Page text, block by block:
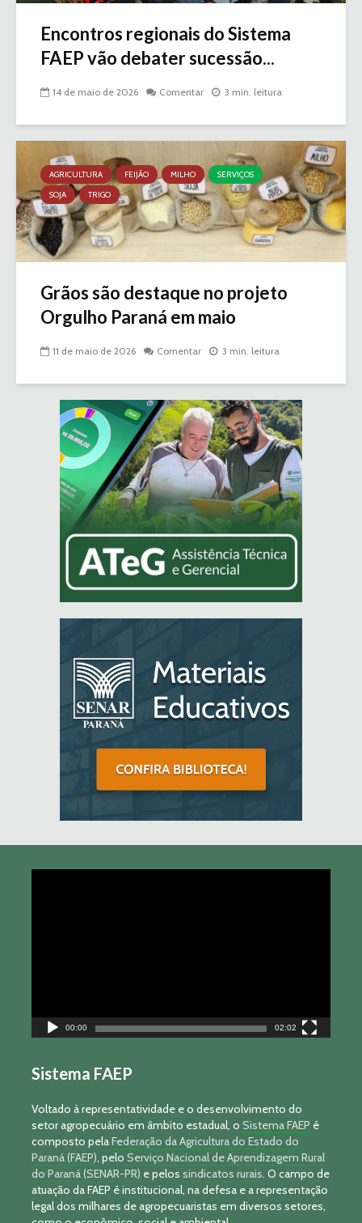
Encontros regionais do Sistema
FAEP vão debater sucessão...
14 de maio de 2026 Comentar 3 min. leitura
AGRICULTURA FEIJÃO MILHO
SERVIÇOS
SOJA
TRIGO
Grãos são destaque no projeto
Orgulho Paraná em maio
11 de maio de 2026 Comentar 3 min. leitura
00:00 02:02
Sistema FAEP
Voltado à representatividade e o desenvolvimento do
setor agropecuário em âmbito estadual, o Sistema FAEP é
composto pelaFederação da Agricultura do Estado do
Paraná (FAEP), pelo Serviço Nacional de Aprendizagem Rural
do Paraná (SENAR-PR) e pelos sindicatos rurais. O campo de
atuação da FAEP é institucional, na defesa e a representação
legal dos milhares de agropecuaristas em diversos setores,